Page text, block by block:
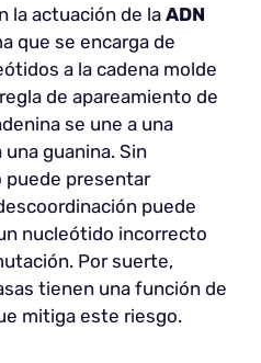
la actuación de la ADN
que se encarga de
a la cadena molde
de apareamiento de
se une a una
guanina. Sin
puede presentar
puede
nucleótido incorrecto
Por suerte,
tienen una función de
mitiga este riesgo.